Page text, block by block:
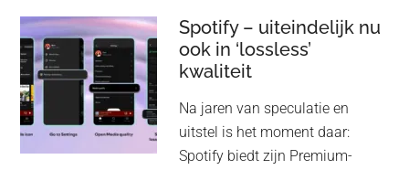
Spotify – uiteindelijk nu
ook in ‘lossless’
kwaliteit
Na jaren van speculatie en
uitstel is het moment daar:
Spotify biedt zijn Premium-